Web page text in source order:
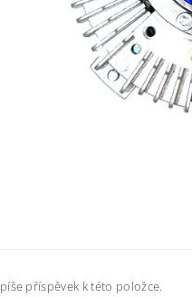
příspěvek k této položce.